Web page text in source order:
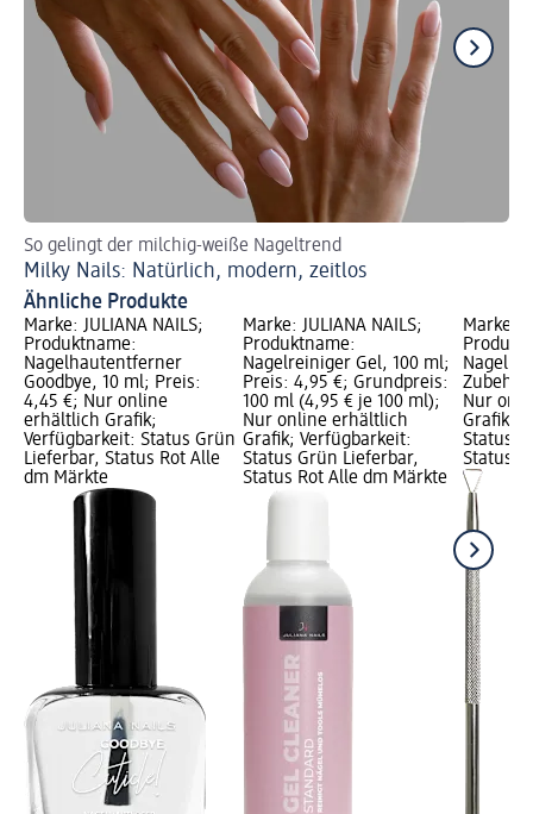
So gelingt der milchig-weiße Nageltrend
Milky Nails: Natürlich, modern, zeitlos
Ähnliche Produkte
Marke: JULIANA NAILS;
Produktname:
Nagelhautentferner
Goodbye, 10 ml; Preis:
4,45 €; Nur online
erhältlich Grafik;
Verfügbarkeit: Status Grün
Lieferbar, Status Rot Alle
dm Märkte
Marke: JULIANA NAILS;
Produktname:
Nagelreiniger Gel, 100 ml;
Preis: 4,95 €; Grundpreis:
100 ml (4,95 € je 100 ml);
Nur online erhältlich
Grafik; Verfügbarkeit:
Status Grün Lieferbar,
Status Rot Alle dm Märkte
Marke:
Nur
Grafik;
Status
Status